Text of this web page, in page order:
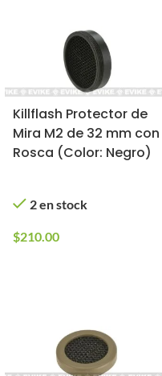
Killflash Protector de
Mira M2 de 32 mm con
Rosca (Color: Negro)
2 en stock
$210.00